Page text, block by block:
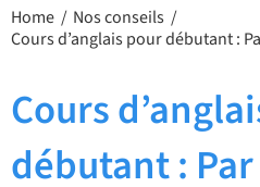
Home
Nos conseils
Cours d’anglais pour débutant :
Cours
débutant :